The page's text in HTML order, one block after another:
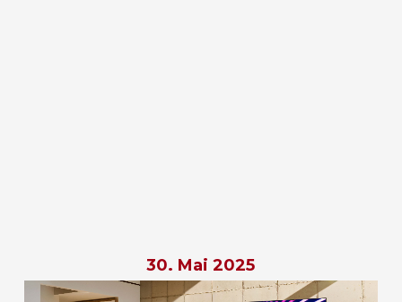
30. Mai 2025